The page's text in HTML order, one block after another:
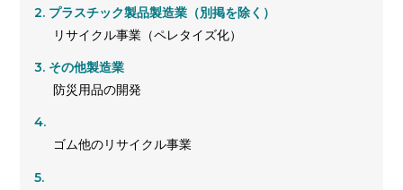
プラスチック製品製造業（別掲を除く）
リサイクル事業（ペレタイズ化）
その他製造業
防災用品の開発
ゴム他のリサイクル事業